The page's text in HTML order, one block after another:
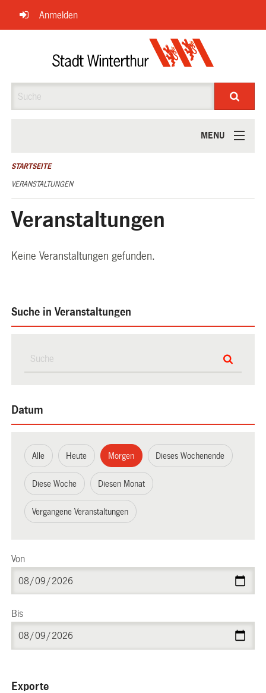
Navigation
überspringen
Anmelden
MENU
ÜBER UNS
STARTSEITE
VERANSTALTUNGEN
Veranstaltungen
Keine Veranstaltungen gefunden.
Suche in Veranstaltungen
Datum
Alle Heute Morgen Dieses Wochenende
Diese Woche Diesen Monat
Vergangene Veranstaltungen
Von
Bis
Exporte